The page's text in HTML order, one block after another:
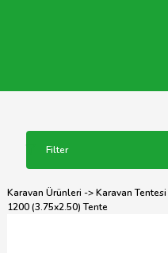
Filter
Karavan Ürünleri ->Karavan Tentesi
1200 (3.75x2.50) Tente